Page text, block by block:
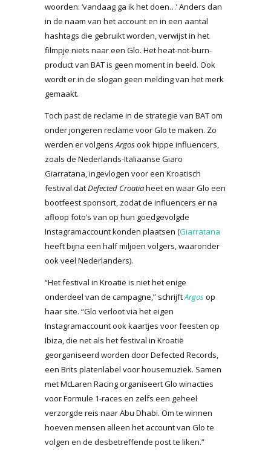
woorden: ‘vandaag ga ik het doen…’ Anders dan
in de naam van het account en in een aantal
hashtags die gebruikt worden, verwijst in het
filmpje niets naar een Glo. Het heat-not-burn-
product van BAT is geen moment in beeld. Ook
wordt er in de slogan geen melding van het merk
gemaakt.
Toch past de reclame in de strategie van BAT om
onder jongeren reclame voor Glo te maken. Zo
werden er volgensArgosook hippe influencers,
zoals de Nederlands-Italiaanse Giaro
Giarratana, ingevlogen voor een Kroatisch
festival datDefected Croatiaheet en waar Glo een
bootfeest sponsort, zodat de influencers er na
afloop foto’s van op hun goedgevolgde
Instagramaccount konden plaatsen (Giarratana
heeft bijna een half miljoen volgers, waaronder
ook veel Nederlanders).
“Het festival in Kroatië is niet het enige
onderdeel van de campagne,” schrijftArgosop
haar site. “Glo verloot via het eigen
Instagramaccount ook kaartjes voor feesten op
Ibiza, die net als het festival in Kroatië
georganiseerd worden door Defected Records,
een Brits platenlabel voor housemuziek. Samen
met McLaren Racing organiseert Glo winacties
voor Formule 1-races en zelfs een geheel
verzorgde reis naar Abu Dhabi. Om te winnen
hoeven mensen alleen het account van Glo te
volgen en de desbetreffende post te liken.”